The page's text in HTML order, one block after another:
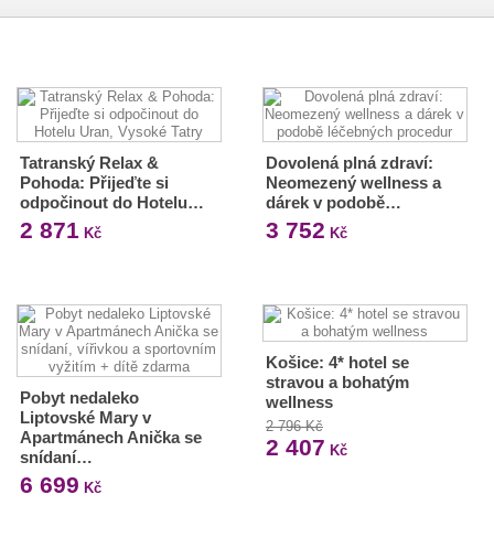
Tatranský Relax &
Pohoda: Přijeďte si
odpočinout do Hotelu…
2 871 Kč
Dovolená plná zdraví:
Neomezený wellness a
dárek v podobě…
3 752 Kč
Pobyt nedaleko
Liptovské Mary v
Apartmánech Anička se
snídaní…
6 699 Kč
Košice: 4* hotel se
stravou a bohatým
wellness
2 796 Kč
2 407 Kč